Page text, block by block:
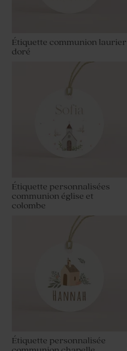
Étiquette communion laurier
doré
Étiquette personnalisées
communion église et
colombe
Étiquette personnalisée